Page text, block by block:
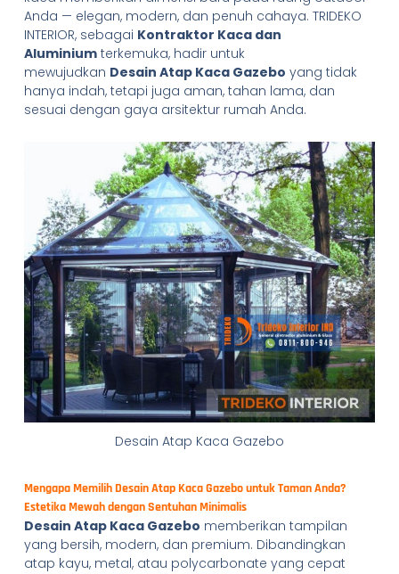
Anda — elegan, modern, dan penuh cahaya. TRIDEKO
INTERIOR, sebagai Kontraktor Kaca dan
Aluminiumterkemuka, hadir untuk
mewujudkan Desain Atap Kaca Gazebo yang tidak
hanya indah, tetapi juga aman, tahan lama, dan
sesuai dengan gaya arsitektur rumah Anda.
Desain Atap Kaca Gazebo
Mengapa Memilih Desain Atap Kaca Gazebo untuk Taman Anda?
Estetika Mewah dengan Sentuhan Minimalis
Desain Atap Kaca Gazebo memberikan tampilan
yang bersih, modern, dan premium. Dibandingkan
atap kayu, metal, atau polycarbonate yang cepat